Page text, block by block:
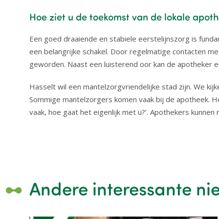
Hoe ziet u de toekomst van de lokale
Een goed draaiende en stabiele eerstelijnszorg is
een belangrijke schakel. Door regelmatige contacten
geworden. Naast een luisterend oor kan de apotheker
Hasselt wil een mantelzorgvriendelijke stad zijn. We
Sommige mantelzorgers komen vaak bij de apotheek.
vaak, hoe gaat het eigenlijk met u?’. Apothekers
Andere interessante